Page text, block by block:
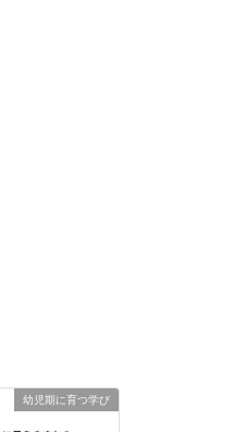
幼児期に育つ学び